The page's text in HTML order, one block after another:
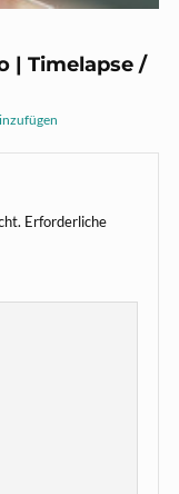
| Timelapse /
Erforderliche